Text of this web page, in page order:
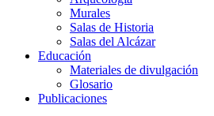
Murales
Salas de Historia
Salas del Alcázar
Educación
Materiales de divulgación
Glosario
Publicaciones